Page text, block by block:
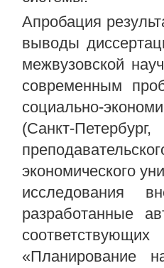
Апробация
выводы
межвузовской
современным
социально-
(Санкт-
экономического
исследования
разработанные
«Планирование